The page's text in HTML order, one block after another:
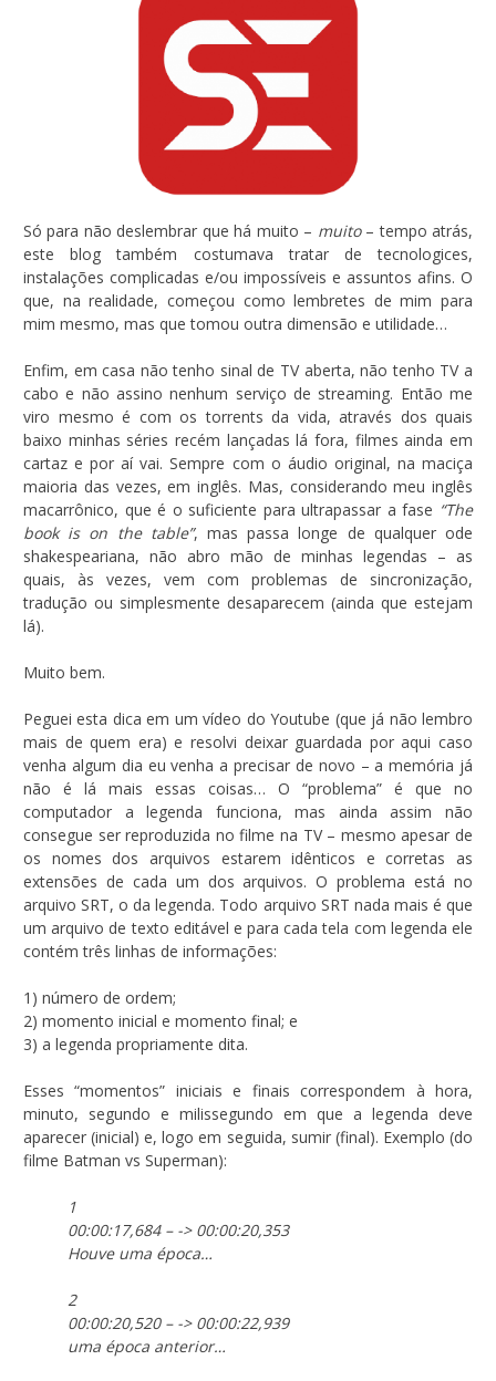
Só para não deslembrar que há muito – muito– tempo atrás,
este blog também costumava tratar de tecnologices,
instalações complicadas e/ou impossíveis e assuntos afins. O
que, na realidade, começou como lembretes de mim para
mim mesmo, mas que tomou outra dimensão e utilidade…
Enfim, em casa não tenho sinal de TV aberta, não tenho TV a
cabo e não assino nenhum serviço de streaming. Então me
viro mesmo é com os torrents da vida, através dos quais
baixo minhas séries recém lançadas lá fora, filmes ainda em
cartaz e por aí vai. Sempre com o áudio original, na maciça
maioria das vezes, em inglês. Mas, considerando meu inglês
macarrônico, que é o suficiente para ultrapassar a fase “The
book is on the table”, mas passa longe de qualquer ode
shakespeariana, não abro mão de minhas legendas – as
quais, às vezes, vem com problemas de sincronização,
tradução ou simplesmente desaparecem (ainda que estejam
lá).
Muito bem.
Peguei esta dica em um vídeo do Youtube (que já não lembro
mais de quem era) e resolvi deixar guardada por aqui caso
venha algum dia eu venha a precisar de novo – a memória já
não é lá mais essas coisas… O “problema” é que no
computador a legenda funciona, mas ainda assim não
consegue ser reproduzida no filme na TV – mesmo apesar de
os nomes dos arquivos estarem idênticos e corretas as
extensões de cada um dos arquivos. O problema está no
arquivo SRT, o da legenda. Todo arquivo SRT nada mais é que
um arquivo de texto editável e para cada tela com legenda ele
contém três linhas de informações:
1) número de ordem;
2) momento inicial e momento final; e
3) a legenda propriamente dita.
Esses “momentos” iniciais e finais correspondem à hora,
minuto, segundo e milissegundo em que a legenda deve
aparecer (inicial) e, logo em seguida, sumir (final). Exemplo (do
filme Batman vs Superman):
1
00:00:17,684 – -> 00:00:20,353
Houve uma época…
2
00:00:20,520 – -> 00:00:22,939
uma época anterior…